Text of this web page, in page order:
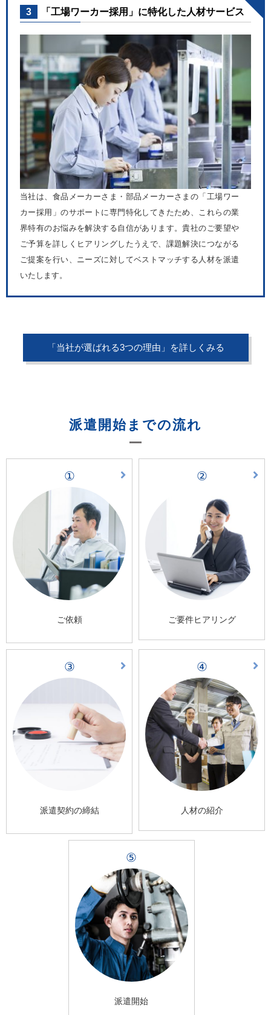
3 「工場ワーカー採用」に特化した人材サービス
当社は、食品メーカーさま・部品メーカーさまの「工場ワー
カー採用」のサポートに専門特化してきたため、これらの業
界特有のお悩みを解決する自信があります。貴社のご要望や
ご予算を詳しくヒアリングしたうえで、課題解決につながる
ご提案を行い、ニーズに対してベストマッチする人材を派遣
いたします。
「当社が選ばれる3つの理由」を詳しくみる
派遣開始までの流れ
①
ご依頼
②
ご要件ヒアリング
③
派遣契約の締結
④
人材の紹介
⑤
派遣開始